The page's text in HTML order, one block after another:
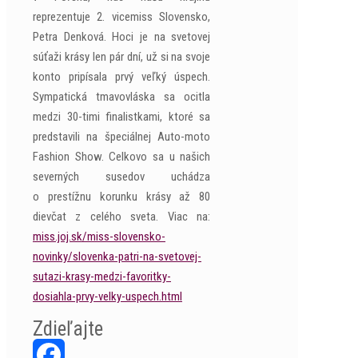
reprezentuje 2. vicemiss Slovensko,
Petra Denková. Hoci je na svetovej
súťaži krásy len pár dní, už si na svoje
konto pripísala prvý veľký úspech.
Sympatická tmavovláska sa ocitla
medzi 30-timi finalistkami, ktoré sa
predstavili na špeciálnej Auto-moto
Fashion Show. Celkovo sa u našich
severných susedov uchádza
o prestížnu korunku krásy až 80
dievčat z celého sveta. Viac na:
miss.joj.sk/miss-slovensko-
novinky/slovenka-patri-na-svetovej-
sutazi-krasy-medzi-favoritky-
dosiahla-prvy-velky-uspech.html
Zdieľajte